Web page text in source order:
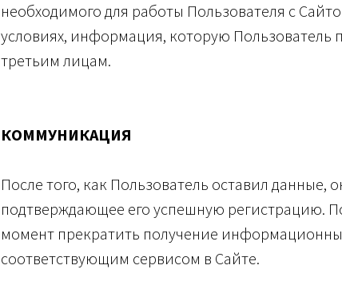
необходимого для работы Пользователя с
условиях, информация, которую Пользователь
третьим лицам.
КОММУНИКАЦИЯ
После того, как Пользователь оставил данные,
подтверждающее его успешную регистрацию.
момент прекратить получение
соответствующим сервисом в Сайте.